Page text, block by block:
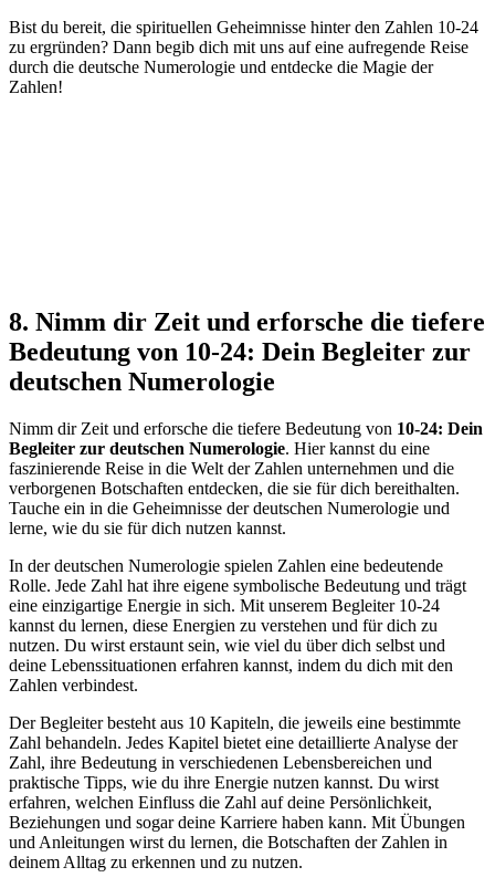
Bist du bereit, die spirituellen Geheimnisse hinter den Zahlen 10-24
zu ergründen? Dann begib dich mit uns auf eine aufregende Reise
durch die deutsche Numerologie und entdecke die Magie der
Zahlen!
8. Nimm dir Zeit und erforsche die tiefere
Bedeutung von 10-24: Dein Begleiter zur
deutschen Numerologie
Nimm dir Zeit und erforsche die tiefere Bedeutung von 10-24: Dein
Begleiter zur deutschen Numerologie. Hier kannst du eine
faszinierende Reise in die Welt der Zahlen unternehmen und die
verborgenen Botschaften entdecken, die sie für dich bereithalten.
Tauche ein in die Geheimnisse der deutschen Numerologie und
lerne, wie du sie für dich nutzen kannst.
In der deutschen Numerologie spielen Zahlen eine bedeutende
Rolle. Jede Zahl hat ihre eigene symbolische Bedeutung und trägt
eine einzigartige Energie in sich. Mit unserem Begleiter 10-24
kannst du lernen, diese Energien zu verstehen und für dich zu
nutzen. Du wirst erstaunt sein, wie viel du über dich selbst und
deine Lebenssituationen erfahren kannst, indem du dich mit den
Zahlen verbindest.
Der Begleiter besteht aus 10 Kapiteln, die jeweils eine bestimmte
Zahl behandeln. Jedes Kapitel bietet eine detaillierte Analyse der
Zahl, ihre Bedeutung in verschiedenen Lebensbereichen und
praktische Tipps, wie du ihre Energie nutzen kannst. Du wirst
erfahren, welchen Einfluss die Zahl auf deine Persönlichkeit,
Beziehungen und sogar deine Karriere haben kann. Mit Übungen
und Anleitungen wirst du lernen, die Botschaften der Zahlen in
deinem Alltag zu erkennen und zu nutzen.